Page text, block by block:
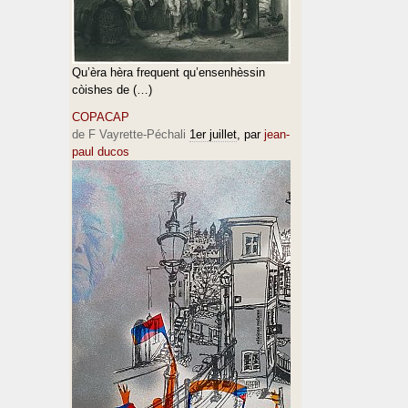
Qu’èra hèra frequent qu’ensenhèssin
còishes de (…)
COPACAP
de F Vayrette-Péchali 1er juillet, par jean-
paul ducos